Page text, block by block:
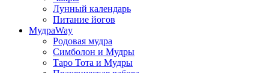
Лунный календарь
Питание йогов
МудраWay
Родовая мудра
Симболон и Мудры
Таро Тота и Мудры